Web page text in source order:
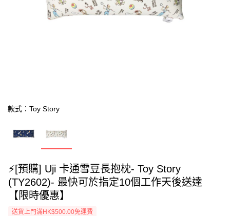
款式：Toy Story
⚡[預購] Uji 卡通雪豆長抱枕- Toy Story
(TY2602)- 最快可於指定10個工作天後送達
【限時優惠】
送貨上門滿HK$500.00免運費